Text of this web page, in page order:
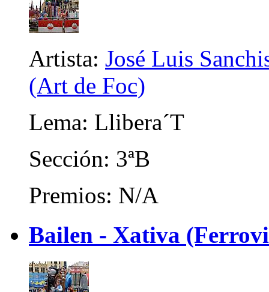
Artista: José Luis
(Art de Foc)
Lema: Llibera´T
Sección: 3ªB
Premios: N/A
Bailen - Xativa